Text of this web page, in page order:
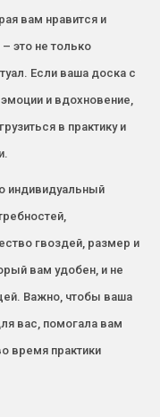
вам нравится и
это не только
Если ваша доска с
и вдохновение,
в практику и
индивидуальный
гвоздей, размер и
вам удобен, и не
Важно, чтобы ваша
вас, помогала вам
время практики